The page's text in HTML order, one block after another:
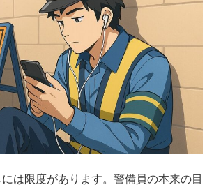
は限度があります。警備員の本来の目